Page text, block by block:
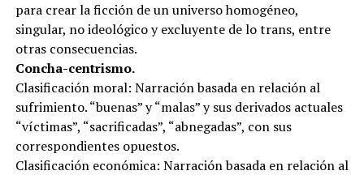
para crear la ficción de un universo homogéneo,
singular, no ideológico y excluyente de lo trans, entre
otras consecuencias.
Concha-centrismo.
Clasificación moral: Narración basada en relación al
sufrimiento. “buenas” y “malas” y sus derivados actuales
“víctimas”, “sacrificadas”, “abnegadas”, con sus
correspondientes opuestos.
Clasificación económica: Narración basada en relación al